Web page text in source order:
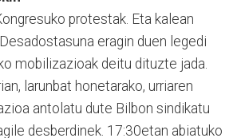
protestak. Eta kalean
eragin duen legedi
mobilizazioak deitu dituzte jada.
larunbat honetarako, urriaren
antolatu dute Bilbon sindikatu
desberdinek. 17:30etan abiatuko